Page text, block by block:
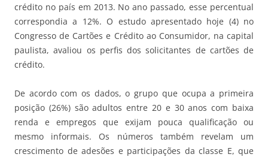
crédito no país em 2013. No ano passado, esse percentual
correspondia a 12%. O estudo apresentado hoje (4) no
Congresso de Cartões e Crédito ao Consumidor, na capital
paulista, avaliou os perfis dos solicitantes de cartões de
crédito.
De acordo com os dados, o grupo que ocupa a primeira
posição (26%) são adultos entre 20 e 30 anos com baixa
renda e empregos que exijam pouca qualificação ou
mesmo informais. Os números também revelam um
crescimento de adesões e participações da classe E, que